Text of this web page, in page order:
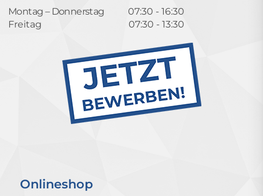
Montag – Donnerstag
07:30 - 16:30
Freitag
07:30 - 13:30
Onlineshop